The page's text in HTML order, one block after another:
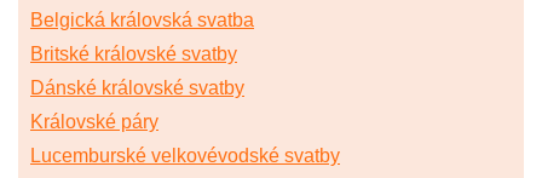
Belgická královská svatba
Britské královské svatby
Dánské královské svatby
Královské páry
Lucemburské velkovévodské svatby